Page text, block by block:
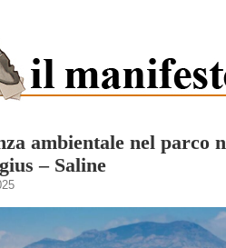
ambientale nel parco
– Saline